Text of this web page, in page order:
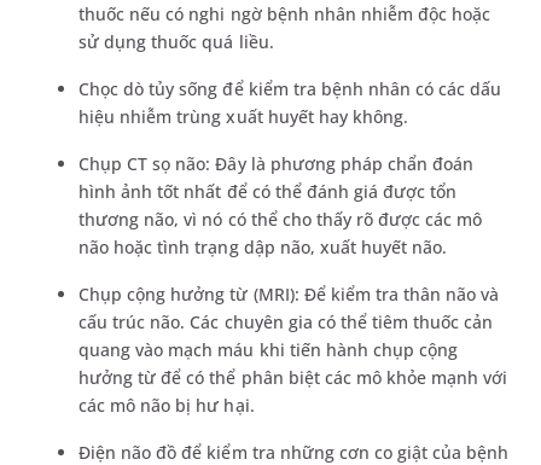
thuốc nếu có nghi ngờ bệnh nhân nhiễm độc hoặc
sử dụng thuốc quá liều.
Chọc dò tủy sống để kiểm tra bệnh nhân có các dấu
hiệu nhiễm trùng xuất huyết hay không.
Chụp CT sọ não: Đây là phương pháp chẩn đoán
hình ảnh tốt nhất để có thể đánh giá được tổn
thương não, vì nó có thể cho thấy rõ được các mô
não hoặc tình trạng dập não, xuất huyết não.
Chụp cộng hưởng từ (MRI): Để kiểm tra thân não và
cấu trúc não. Các chuyên gia có thể tiêm thuốc cản
quang vào mạch máu khi tiến hành chụp cộng
hưởng từ để có thể phân biệt các mô khỏe mạnh với
các mô não bị hư hại.
Điện não đồ để kiểm tra những cơn co giật của bệnh